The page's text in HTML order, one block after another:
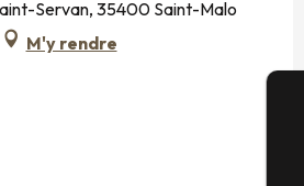
Servan, 35400 Saint-Malo
M'y rendre